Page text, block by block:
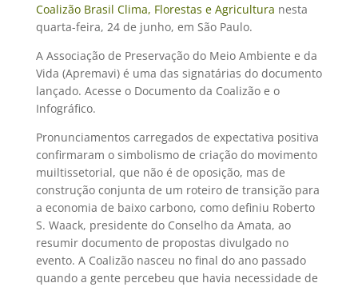
Coalizão Brasil Clima, Florestas e Agricultura nesta
quarta-feira, 24 de junho, em São Paulo.
A Associação de Preservação do Meio Ambiente e da
Vida (Apremavi) é uma das signatárias do documento
lançado. Acesse o Documento da Coalizão e o
Infográfico.
Pronunciamentos carregados de expectativa positiva
confirmaram o simbolismo de criação do movimento
muiltissetorial, que não é de oposição, mas de
construção conjunta de um roteiro de transição para
a economia de baixo carbono, como definiu Roberto
S. Waack, presidente do Conselho da Amata, ao
resumir documento de propostas divulgado no
evento. A Coalizão nasceu no final do ano passado
quando a gente percebeu que havia necessidade de